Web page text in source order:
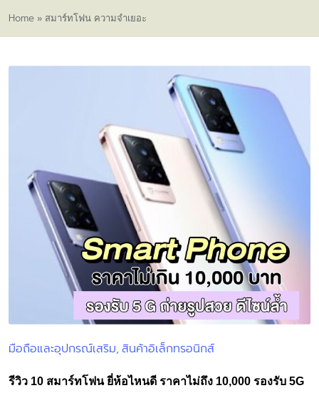
Home » สมาร์ทโฟน ความจำเยอะ
Posted
มือถือและอุปกรณ์เสริม สินค้าอิเล็กทรอนิกส์
รีวิว 10 สมาร์ทโฟน ยี่ห้อไหนดี ราคาไม่ถึง 10,000 รองรับ 5G